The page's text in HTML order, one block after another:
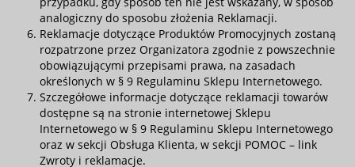
analogiczny do sposobu złożenia Reklamacji.
Reklamacje dotyczące Produktów Promocyjnych zostaną
rozpatrzone przez Organizatora zgodnie z powszechnie
obowiązującymi przepisami prawa, na zasadach
określonych w § 9 Regulaminu Sklepu Internetowego.
Szczegółowe informacje dotyczące reklamacji towarów
dostępne są na stronie internetowej Sklepu
Internetowego w § 9 Regulaminu Sklepu Internetowego
oraz w sekcji Obsługa Klienta, w sekcji POMOC – link
Zwroty i reklamacje.